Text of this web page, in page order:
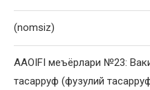
(nomsiz)
AAOIFI меъёрлари №23:
тасарруф (фузулий